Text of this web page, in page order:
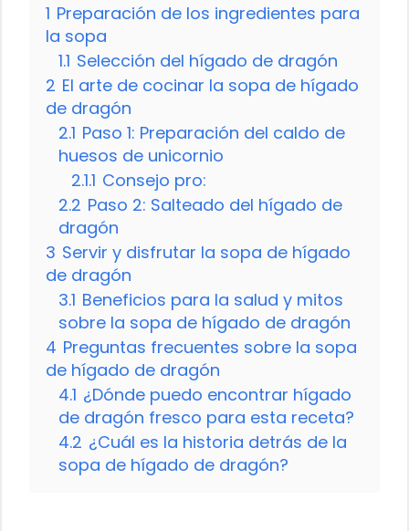
1 Preparación de los ingredientes para
la sopa
1.1 Selección del hígado de dragón
2 El arte de cocinar la sopa de hígado
de dragón
2.1 Paso 1: Preparación del caldo de
huesos de unicornio
2.1.1 Consejo pro:
2.2 Paso 2: Salteado del hígado de
dragón
3 Servir y disfrutar la sopa de hígado
de dragón
3.1 Beneficios para la salud y mitos
sobre la sopa de hígado de dragón
4 Preguntas frecuentes sobre la sopa
de hígado de dragón
4.1 ¿Dónde puedo encontrar hígado
de dragón fresco para esta receta?
4.2 ¿Cuál es la historia detrás de la
sopa de hígado de dragón?